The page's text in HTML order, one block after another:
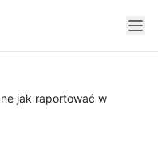
jak raportować w